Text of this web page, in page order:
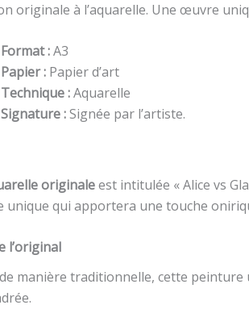
originale à l’aquarelle. Une œuvre
Format :A3
Papier : Papier d’art
Technique :Aquarelle
Signature :Signée par l’artiste.
originaleest intitulée « Alice vs
unique qui apportera une touche
l’original
manière traditionnelle, cette